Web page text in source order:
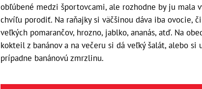
obľúbené medzi športovcami, ale rozhodne by ju mala
chvíľu porodiť. Na raňajky si väčšinou dáva iba ovocie,
veľkých pomarančov, hrozno, jablko, ananás, atď. Na
kokteil z banánov a na večeru si dá veľký šalát, alebo si
prípadne banánovú zmrzlinu.